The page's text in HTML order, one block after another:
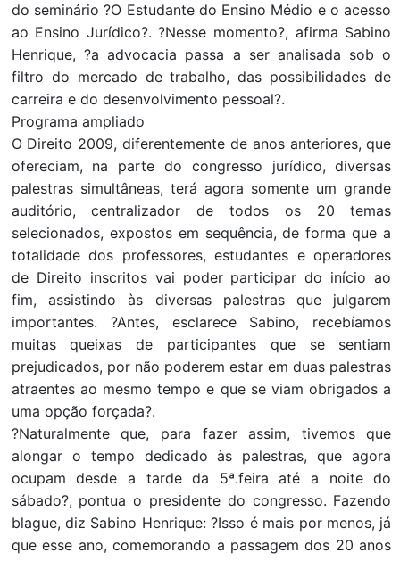
do seminário ?O Estudante do Ensino Médio e o acesso
ao Ensino Jurídico?. ?Nesse momento?, afirma Sabino
Henrique, ?a advocacia passa a ser analisada sob o
filtro do mercado de trabalho, das possibilidades de
carreira e do desenvolvimento pessoal?.
Programa ampliado
O Direito 2009, diferentemente de anos anteriores, que
ofereciam, na parte do congresso jurídico, diversas
palestras simultâneas, terá agora somente um grande
auditório, centralizador de todos os 20 temas
selecionados, expostos em sequência, de forma que a
totalidade dos professores, estudantes e operadores
de Direito inscritos vai poder participar do início ao
fim, assistindo às diversas palestras que julgarem
importantes. ?Antes, esclarece Sabino, recebíamos
muitas queixas de participantes que se sentiam
prejudicados, por não poderem estar em duas palestras
atraentes ao mesmo tempo e que se viam obrigados a
uma opção forçada?.
?Naturalmente que, para fazer assim, tivemos que
alongar o tempo dedicado às palestras, que agora
ocupam desde a tarde da 5ª.feira até a noite do
sábado?, pontua o presidente do congresso. Fazendo
blague, diz Sabino Henrique: ?Isso é mais por menos, já
que esse ano, comemorando a passagem dos 20 anos